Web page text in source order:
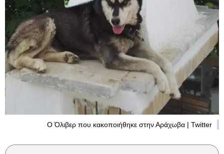
Ο Όλιβερ που κακοποιήθηκε στην Αράχωβα | Twitter